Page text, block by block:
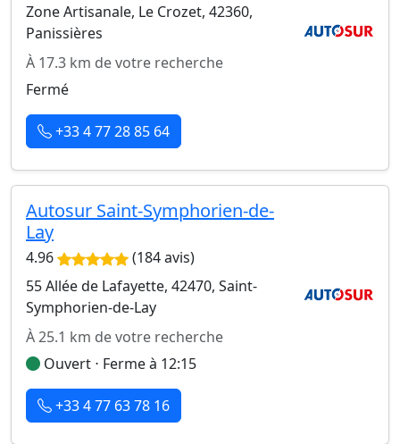
Zone Artisanale, Le Crozet, 42360,
Panissières
À 17.3 km de votre recherche
Fermé
+33 4 77 28 85 64
Autosur Saint-Symphorien-de-
Lay
4.96
(184 avis)
55 Allée de Lafayette, 42470, Saint-
Symphorien-de-Lay
À 25.1 km de votre recherche
Ouvert ⋅ Ferme à 12:15
+33 4 77 63 78 16